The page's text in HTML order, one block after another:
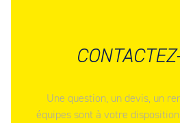
Une question, un devis, un
équipes sont à votre